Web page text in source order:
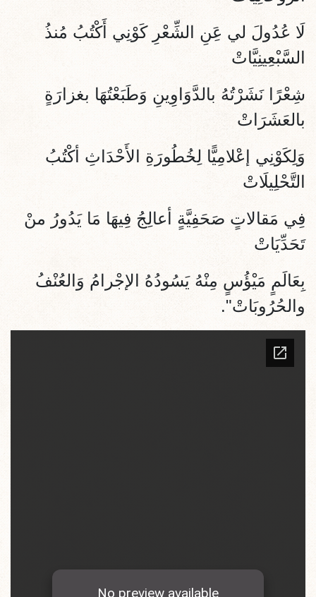
لَا عُدُولَ لي عَِنِ الشِّعْرِ كَوْنِي أَكْتُبُ مُنذُ
السَّبْعِينِيَّاتْ
شِعْرًا نَشَرْتُهُ بالدَّوَاوِينِ وَطَبَعْتُهَا بغزارَةٍ
بالعَشَرَاتْ
وَلِكَوْنِي إعْلامِيًّا لِخُطُورَةِ الأَحْدَاثِ أكْتُبُ
التَّحْلِيلَاتْ
فِي مَقالاتٍ صَحَفِيَّةٍ أعالِجُ فِيهَا مَا يَدُورُ منْ
تَحَدِّيَاتْ
بِعَالَمٍ مَيْؤُسٍ مِنْهُ يَسُودُهُ الإجْرامُ وَالعُنْفُ
والحُرُوبَاتْ".